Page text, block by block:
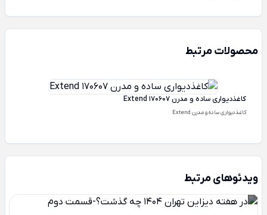
محصولات مرتبط
کاغذدیواری ساده و مدرن Extend 170607
کاغذدیواری ساده و مدرن Extend
ویدئوهای مرتبط